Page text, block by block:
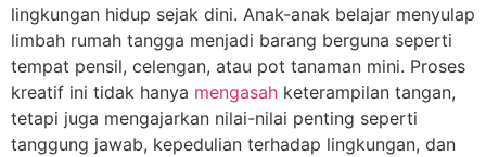
lingkungan hidup sejak dini. Anak-anak belajar menyulap
limbah rumah tangga menjadi barang berguna seperti
tempat pensil, celengan, atau pot tanaman mini. Proses
kreatif ini tidak hanya mengasah keterampilan tangan,
tetapi juga mengajarkan nilai-nilai penting seperti
tanggung jawab, kepedulian terhadap lingkungan, dan